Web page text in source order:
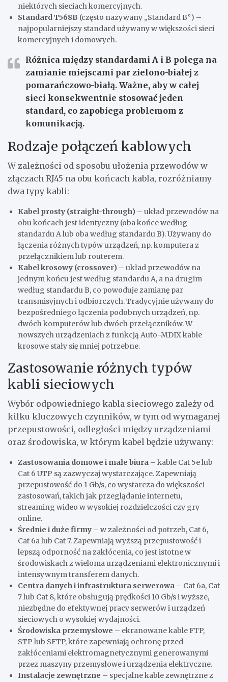
niektórych sieciach komercyjnych.
Standard T568B (często nazywany „Standard B”) –
najpopularniejszy standard używany w większości sieci
komercyjnych i domowych.
Różnica między standardami A i B polega na
zamianie miejscami par zielono-białej z
pomarańczowo-białą. Ważne, aby w całej
sieci konsekwentnie stosować jeden
standard, co zapobiega problemom z
komunikacją.
Rodzaje połączeń kablowych
W zależności od sposobu ułożenia przewodów w
złączach RJ45 na obu końcach kabla, rozróżniamy
dwa typy kabli:
Kabel prosty (straight-through) – układ przewodów na
obu końcach jest identyczny (oba końce według
standardu A lub oba według standardu B). Używany do
łączenia różnych typów urządzeń, np. komputera z
przełącznikiem lub routerem.
Kabel krosowy (crossover) – układ przewodów na
jednym końcu jest według standardu A, a na drugim
według standardu B, co powoduje zamianę par
transmisyjnych i odbiorczych. Tradycyjnie używany do
bezpośredniego łączenia podobnych urządzeń, np.
dwóch komputerów lub dwóch przełączników. W
nowszych urządzeniach z funkcją Auto-MDIX kable
krosowe stały się mniej potrzebne.
Zastosowanie różnych typów
kabli sieciowych
Wybór odpowiedniego kabla sieciowego zależy od
kilku kluczowych czynników, w tym od wymaganej
przepustowości, odległości między urządzeniami
oraz środowiska, w którym kabel będzie używany:
Zastosowania domowe i małe biura – kable Cat 5e lub
Cat 6 UTP są zazwyczaj wystarczające. Zapewniają
przepustowość do 1 Gb/s, co wystarcza do większości
zastosowań, takich jak przeglądanie internetu,
streaming wideo w wysokiej rozdzielczości czy gry
online.
Średnie i duże firmy – w zależności od potrzeb, Cat 6,
Cat 6a lub Cat 7. Zapewniają wyższą przepustowość i
lepszą odporność na zakłócenia, co jest istotne w
środowiskach z wieloma urządzeniami elektronicznymi i
intensywnym transferem danych.
Centra danych i infrastruktura serwerowa – Cat 6a, Cat
7 lub Cat 8, które obsługują prędkości 10 Gb/s i wyższe,
niezbędne do efektywnej pracy serwerów i urządzeń
sieciowych o wysokiej wydajności.
Środowiska przemysłowe – ekranowane kable FTP,
STP lub SFTP, które zapewniają ochronę przed
zakłóceniami elektromagnetycznymi generowanymi
przez maszyny przemysłowe i urządzenia elektryczne.
Instalacje zewnętrzne – specjalne kable zewnętrzne z